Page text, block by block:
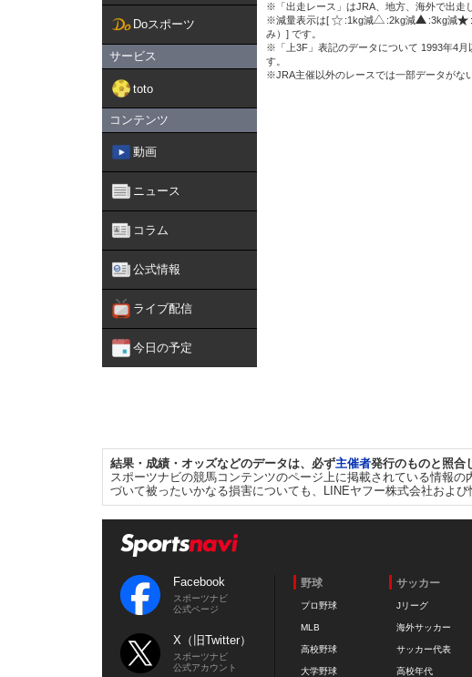
Doスポーツ
サービス
toto
コンテンツ
動画
ニュース
コラム
公式情報
ライブ配信
今日の予定
※「出走レース」はJRA、地方、海外で出走
※減量表示は[
:1kg減 :2kg減 :3kg減
み）] です。
※「上3F」表記のデータについて 1993年4
す。
※JRA主催以外のレースでは一部データがな
結果・成績・オッズなどのデータは、必ず主催者発行のものと照合
スポーツナビの競馬コンテンツのページ上に掲載されている情報
づいて被ったいかなる損害についても、LINEヤフー株式会社および
Facebook
スポーツナビ
公式ページ
X（旧Twitter）
スポーツナビ
公式アカウント
野球
プロ野球
MLB
高校野球
大学野球
サッカー
Jリーグ
海外サッカー
サッカー代表
高校年代